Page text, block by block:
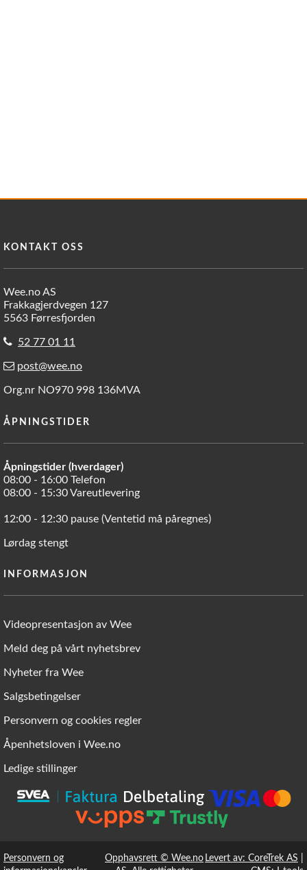
KONTAKT OSS
Wee.no AS
Frakkagjerdvegen 127
5563 Førresfjorden
52 77 01 11
post@wee.no
Org.nr NO970 998 136MVA
ÅPNINGSTIDER
Åpningstider (hverdager)
08:00 - 16:00 Telefon
08:00 - 15:30 Vareutlevering
12:00 - 12:30 pause (Ventetid må påregnes)
Lørdag stengt
INFORMASJON
Videopresentasjon av Wee
Meld deg på vårt nyhetsbrev
Nyheter fra Wee
Salgsbetingelser
Personvern og cookies regler
Åpenhetsloven i Wee.no
Ledige stillinger
Personvern og
Opphavsrett © Wee.no Levert av: CoreTrek AS